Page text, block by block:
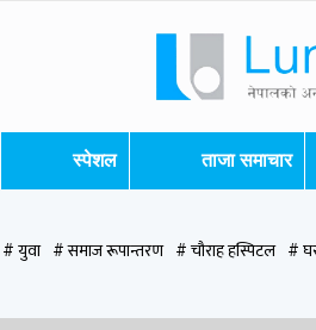
स्पेशल ताजा समाचार
# युवा # समाज रूपान्तरण # चौराह हस्पिटल #
# राजधानी # रुपन्देही # रुपन्देही २ # नेकपा #